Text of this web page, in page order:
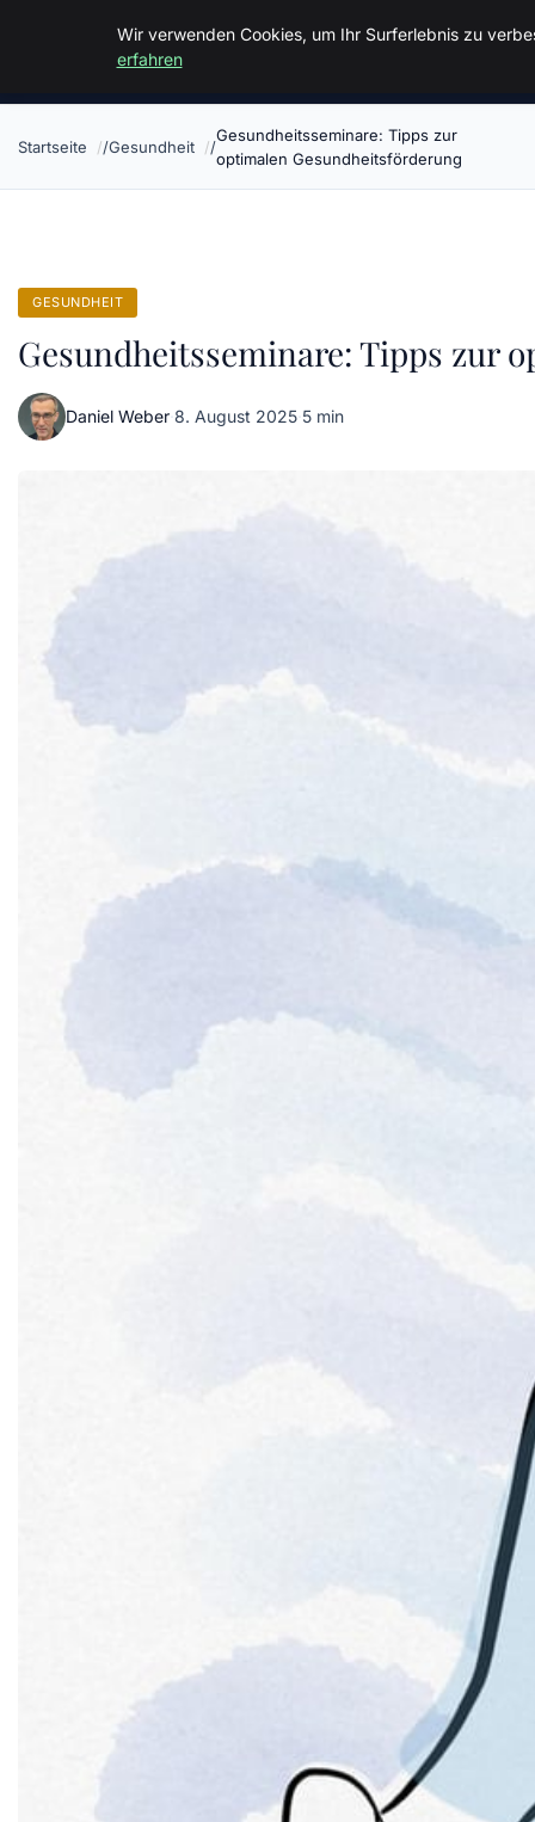
Malzminden
Startseite Gesundheit
Gesundheitsseminare: Tipps zur
optimalen Gesundheitsförderung
GESUNDHEIT
Gesundheitsseminare: Tipps zur
Daniel Weber·8. August 2025·5 min
Wir verwenden Cookies, um Ihr Surferlebnis zu
erfahren